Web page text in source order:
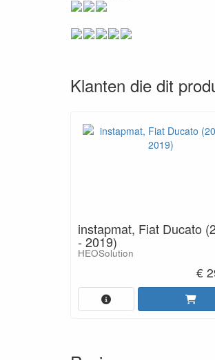
Klanten die dit
instapmat, Fiat Ducato
- 2019)
HEOSolution
€